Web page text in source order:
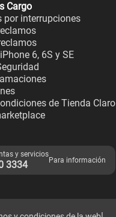
Cargo
por interrupciones
6, 6S y SE
de Tienda Claro
y servicios
3334 Para información